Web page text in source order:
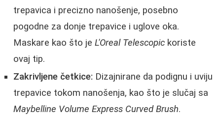
trepavica i precizno nanošenje, posebno
pogodne za donje trepavice i uglove oka.
Maskare kao što je L'Oreal Telescopic koriste
ovaj tip.
Zakrivljene četkice: Dizajnirane da podignu i uviju
trepavice tokom nanošenja, kao što je slučaj sa
Maybelline Volume Express Curved Brush.